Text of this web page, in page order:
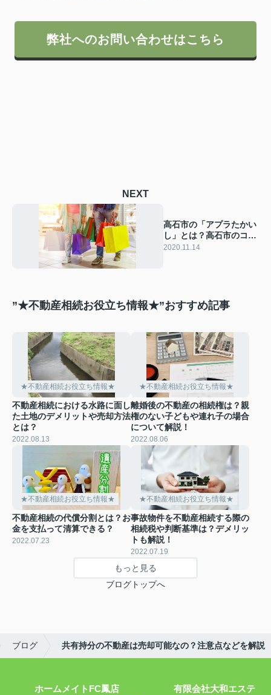
弊社へのお問い合わせはこちら
NEXT
高石市の「アプラたかい
し」とは？高石市のコミ
ュニティ拠点！
2020.11.14
”★不動産相続お役立ち情報★”おすすめ記事
★不動産相続お役立ち情報★
不動産相続における水路に面し
た土地のデメリットや売却方法
とは？
2022.08.13
★不動産相続お役立ち情報★
離婚後の不動産の相続権は？親
権のない子どもや連れ子の場合
について解説！
2022.08.06
★不動産相続お役立ち情報★
不動産相続の代償分割とは？お
金を支払って清算できる？
2022.07.23
★不動産相続お役立ち情報★
事故物件を不動産相続する際の
相続税や判断基準は？デメリッ
トも解説！
2022.07.19
もっと見る
ブログトップへ
ブログ 共有持分の不動産は売却可能なの？注意点などを解説
ホームメイトFC鳳店 有限会社大和エステ